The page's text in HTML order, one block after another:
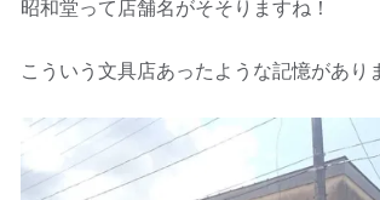
昭和堂って店舗名がそそりますね！
こういう文具店あったような記憶があり